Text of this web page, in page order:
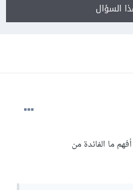
السؤال
ما الفائدة من